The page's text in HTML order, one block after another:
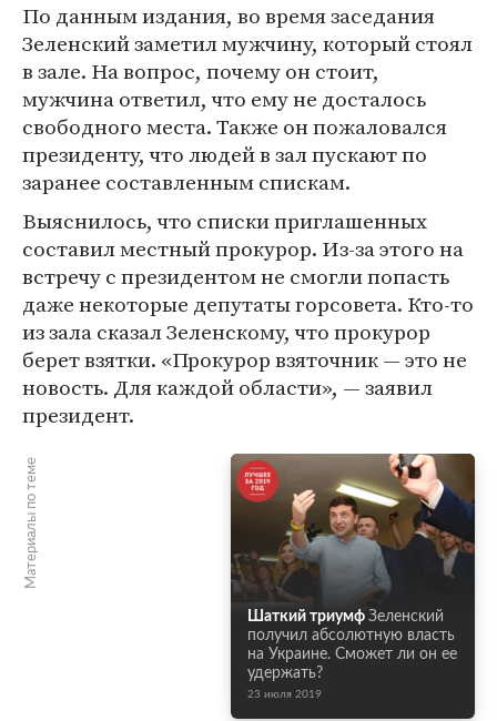
По данным издания, во время заседания
Зеленский заметил мужчину, который стоял
в зале. На вопрос, почему он стоит,
мужчина ответил, что ему не досталось
свободного места. Также он пожаловался
президенту, что людей в зал пускают по
заранее составленным спискам.
Выяснилось, что списки приглашенных
составил местный прокурор. Из-за этого на
встречу с президентом не смогли попасть
даже некоторые депутаты горсовета. Кто-то
из зала сказал Зеленскому, что прокурор
берет взятки. «Прокурор взяточник — это не
новость. Для каждой области», — заявил
президент.
Материалы по теме
Шаткий триумф Зеленский
получил абсолютную власть
на Украине. Сможет ли он ее
удержать?
23 июля 2019